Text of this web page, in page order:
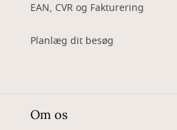
EAN, CVR og Fakturering
Planlæg dit besøg
Om os